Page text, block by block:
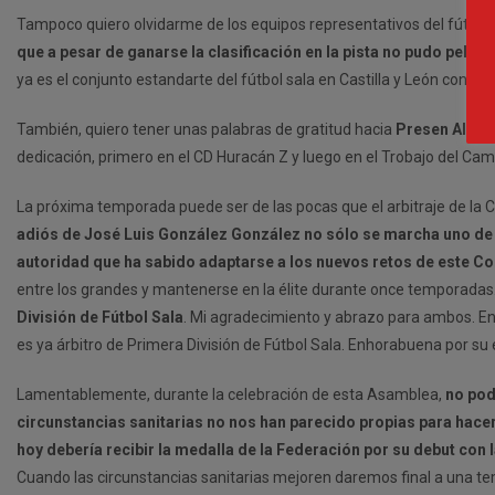
Tampoco quiero olvidarme de los equipos representativos del
que a pesar de ganarse la clasificación en la pista no pudo
ya es el conjunto estandarte del fútbol sala en Castilla y León con su
También, quiero tener unas palabras de gratitud hacia Presen
dedicación, primero en el CD Huracán Z y luego en el Trobajo del
La próxima temporada puede ser de las pocas que el arbitraje de
adiós de José Luis González González no sólo se marcha uno
autoridad que ha sabido adaptarse a los nuevos retos de este
entre los grandes y mantenerse en la élite durante once
División de Fútbol Sala. Mi agradecimiento y abrazo para ambos.
es ya árbitro de Primera División de Fútbol Sala. Enhorabuena por su
Lamentablemente, durante la celebración de esta Asamblea, no
circunstancias sanitarias no nos han parecido propias para
hoy debería recibir la medalla de la Federación por su debut con
Cuando las circunstancias sanitarias mejoren daremos final a una